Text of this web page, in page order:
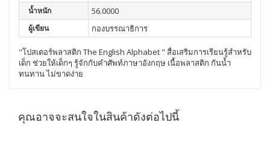
น้ำหนัก 56.0000
ผู้เขียน กองบรรณาธิการ
"โปสเตอร์พลาสติก The English Alphabet " สื่อเสริมการเรียนรู้สำหรับ
เด็ก ช่วยให้เด็กๆ รู้จักกับคำศัพท์ภาษาอังกฤษ เนื้อพลาสติก กันน้ำ
ทนทาน ไม่ขาดง่าย
คุณอาจจะสนใจในสินค้าดังต่อไปนี้